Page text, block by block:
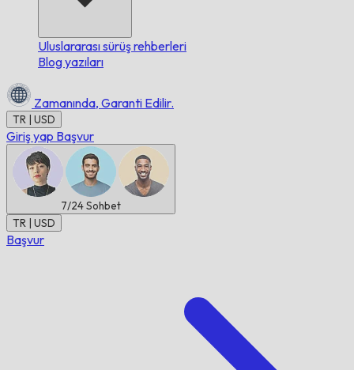
Uluslararası sürüş rehberleri
Blog yazıları
Zamanında, Garanti Edilir.
TR | USD
Giriş yap Başvur
7/24Sohbet
TR | USD
Başvur